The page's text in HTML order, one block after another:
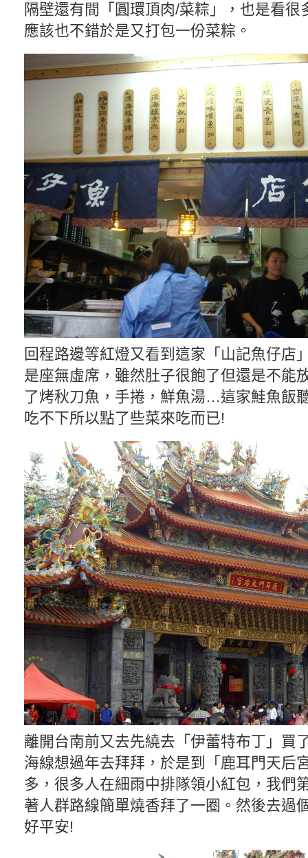
隔壁還有間「圓環頂肉/菜粽」，也是看很
應該也不錯於是又打包一份菜粽。
回程路邊等紅燈又看到這家「山記魚仔店
是座無虛席，雖然肚子很飽了但還是不能
了烤秋刀魚，手捲，鮮魚湯…這家鮭魚飯
吃不下所以點了些菜來吃而已!
離開台南前又去先繞去「伊蕾特布丁」買
海線想過年去拜拜，於是到「鹿耳門天后
多，很多人在細雨中排隊領小紅包，我們
著人群路線簡單燒香拜了一圈。然後去過
好平安!